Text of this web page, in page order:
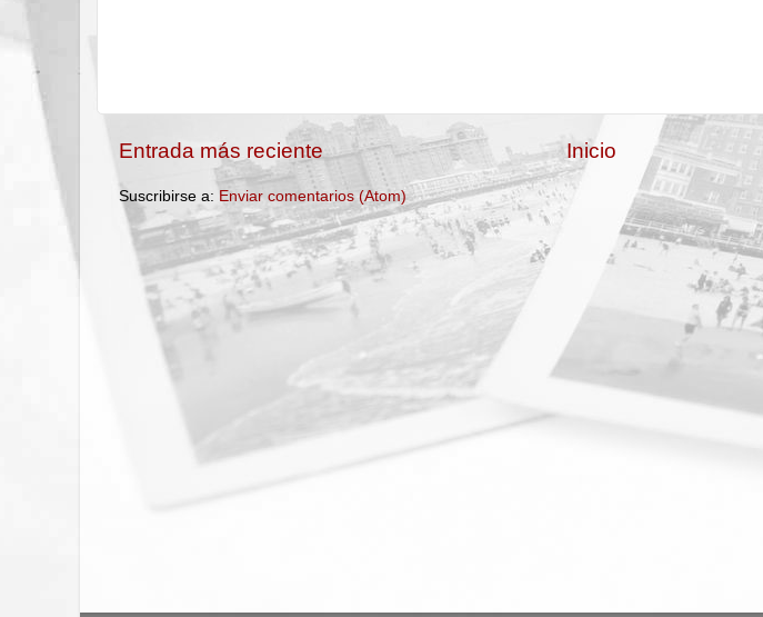
Entrada más reciente Inicio
Suscribirse a: Enviar comentarios (Atom)